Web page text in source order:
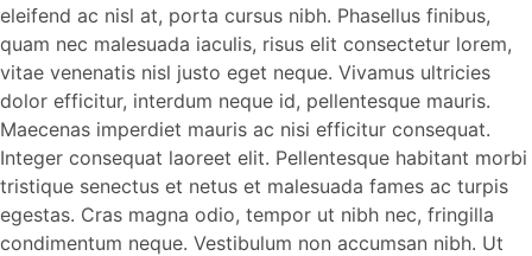
eleifend ac nisl at, porta cursus nibh. Phasellus finibus,
quam nec malesuada iaculis, risus elit consectetur lorem,
vitae venenatis nisl justo eget neque. Vivamus ultricies
dolor efficitur, interdum neque id, pellentesque mauris.
Maecenas imperdiet mauris ac nisi efficitur consequat.
Integer consequat laoreet elit. Pellentesque habitant morbi
tristique senectus et netus et malesuada fames ac turpis
egestas. Cras magna odio, tempor ut nibh nec, fringilla
condimentum neque. Vestibulum non accumsan nibh. Ut